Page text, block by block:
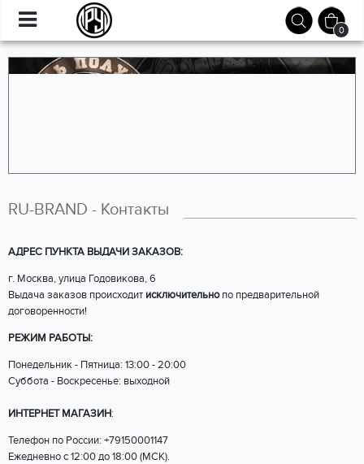
0
RU-BRAND - Контакты
АДРЕС ПУНКТА ВЫДАЧИ ЗАКАЗОВ:
г. Москва, улица Годовикова, 6
Выдача заказов происходит исключительнопо предварительной
договоренности!
РЕЖИМ РАБОТЫ:
Понедельник - Пятница: 13:00 - 20:00
Суббота - Воскресенье: выходной
ИНТЕРНЕТ МАГАЗИН:
Телефон по России: +79150001147
Ежедневно с 12:00 до 18:00 (МСК).